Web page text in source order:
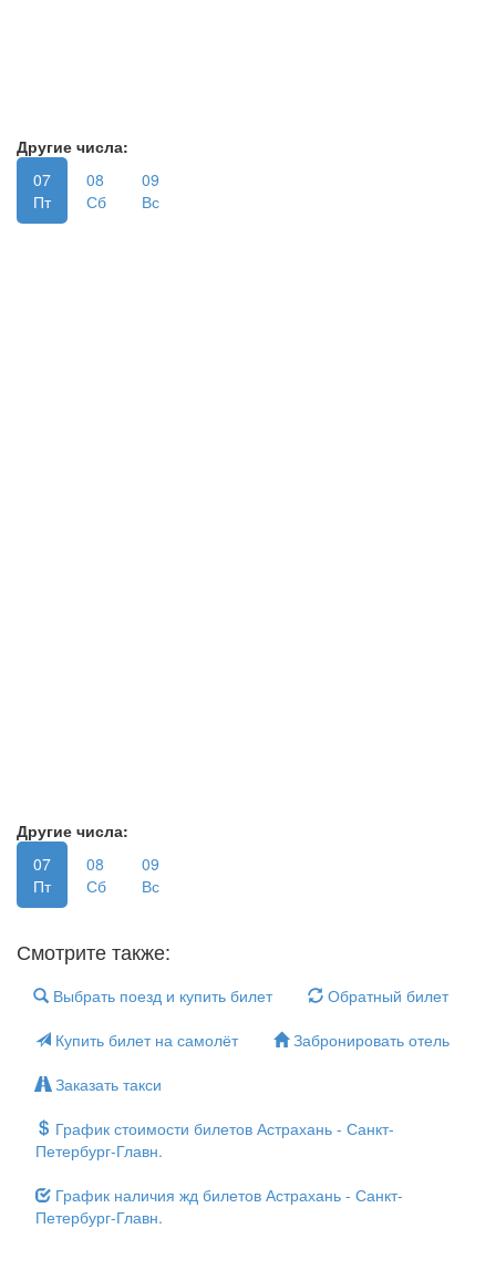
Другие числа:
07
Пт
08
Сб
09
Вс
Другие числа:
07
Пт
08
Сб
09
Вс
Смотрите также:
Выбрать поезд и купить билет
Обратный билет
Купить билет на самолёт
Забронировать отель
Заказать такси
График стоимости билетов Астрахань - Санкт-
Петербург-Главн.
График наличия жд билетов Астрахань - Санкт-
Петербург-Главн.